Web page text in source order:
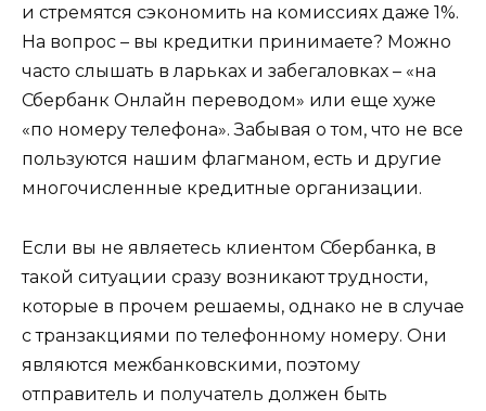
и стремятся сэкономить на комиссиях даже 1%.
На вопрос – вы кредитки принимаете? Можно
часто слышать в ларьках и забегаловках – «на
Сбербанк Онлайн переводом» или еще хуже
«по номеру телефона». Забывая о том, что не все
пользуются нашим флагманом, есть и другие
многочисленные кредитные организации.
Если вы не являетесь клиентом Сбербанка, в
такой ситуации сразу возникают трудности,
которые в прочем решаемы, однако не в случае
с транзакциями по телефонному номеру. Они
являются межбанковскими, поэтому
отправитель и получатель должен быть